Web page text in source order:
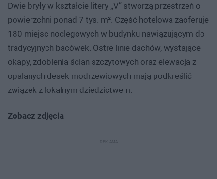
Dwie bryły w kształcie litery „V” stworzą przestrzeń o
powierzchni ponad 7 tys. m². Część hotelowa zaoferuje
180 miejsc noclegowych w budynku nawiązującym do
tradycyjnych bacówek. Ostre linie dachów, wystające
okapy, zdobienia ścian szczytowych oraz elewacja z
opalanych desek modrzewiowych mają podkreślić
związek z lokalnym dziedzictwem.
Zobacz zdjęcia